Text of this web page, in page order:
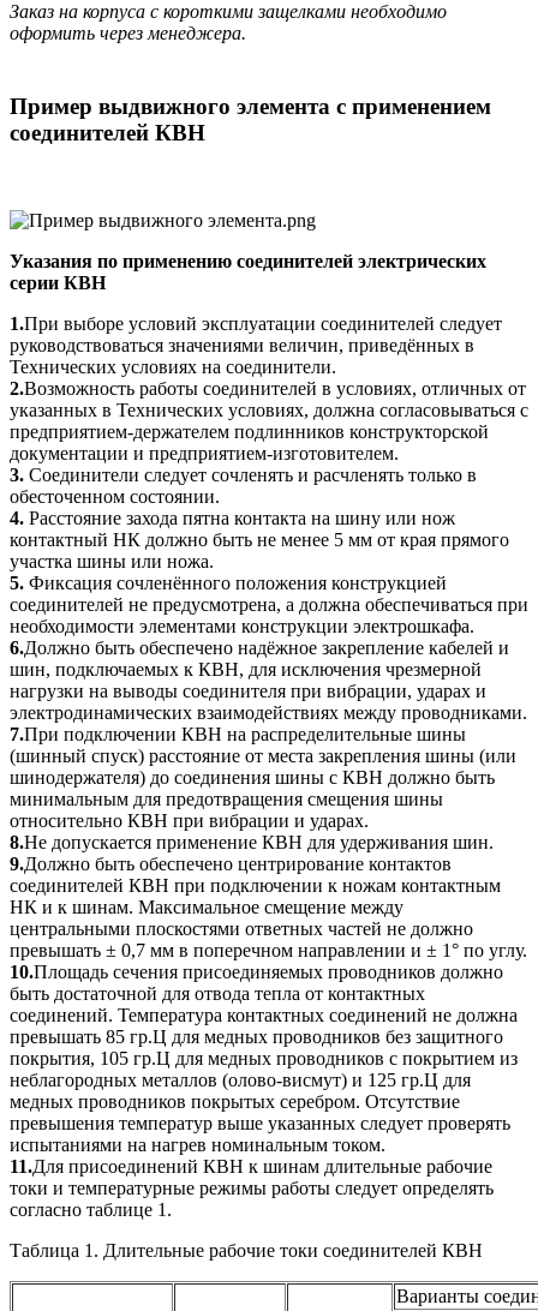
Заказ на корпуса с короткими защелками необходимо
оформить через менеджера.
Пример выдвижного элемента с применением
соединителей КВН
Указания по применению соединителей электрических
серии КВН
1.При выборе условий эксплуатации соединителей следует
руководствоваться значениями величин, приведённых в
Технических условиях на соединители.
2.Возможность работы соединителей в условиях, отличных от
указанных в Технических условиях, должна согласовываться с
предприятием-держателем подлинников конструкторской
документации и предприятием-изготовителем.
3. Соединители следует сочленять и расчленять только в
обесточенном состоянии.
4. Расстояние захода пятна контакта на шину или нож
контактный НК должно быть не менее 5 мм от края прямого
участка шины или ножа.
5. Фиксация сочленённого положения конструкцией
соединителей не предусмотрена, а должна обеспечиваться при
необходимости элементами конструкции электрошкафа.
6.Должно быть обеспечено надёжное закрепление кабелей и
шин, подключаемых к КВН, для исключения чрезмерной
нагрузки на выводы соединителя при вибрации, ударах и
электродинамических взаимодействиях между проводниками.
7.При подключении КВН на распределительные шины
(шинный спуск) расстояние от места закрепления шины (или
шинодержателя) до соединения шины с КВН должно быть
минимальным для предотвращения смещения шины
относительно КВН при вибрации и ударах.
8.Не допускается применение КВН для удерживания шин.
9.Должно быть обеспечено центрирование контактов
соединителей КВН при подключении к ножам контактным
НК и к шинам. Максимальное смещение между
центральными плоскостями ответных частей не должно
превышать ± 0,7 мм в поперечном направлении и ± 1° по углу.
10.Площадь сечения присоединяемых проводников должно
быть достаточной для отвода тепла от контактных
соединений. Температура контактных соединений не должна
превышать 85 гр.Ц для медных проводников без защитного
покрытия, 105 гр.Ц для медных проводников с покрытием из
неблагородных металлов (олово-висмут) и 125 гр.Ц для
медных проводников покрытых серебром. Отсутствие
превышения температур выше указанных следует проверять
испытаниями на нагрев номинальным током.
11.Для присоединений КВН к шинам длительные рабочие
токи и температурные режимы работы следует определять
согласно таблице 1.
Таблица 1. Длительные рабочие токи соединителей КВН
Варианты